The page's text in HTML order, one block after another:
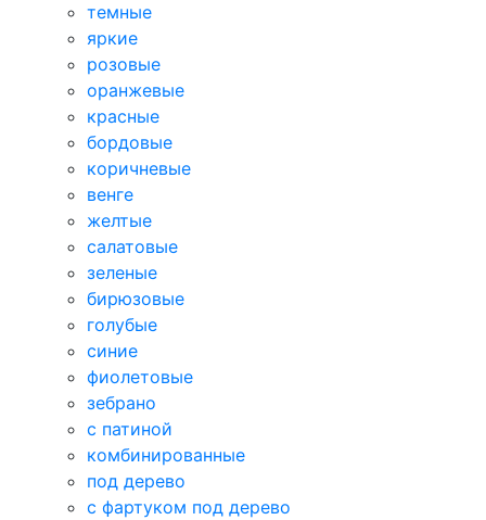
темные
яркие
розовые
оранжевые
красные
бордовые
коричневые
венге
желтые
салатовые
зеленые
бирюзовые
голубые
синие
фиолетовые
зебрано
с патиной
комбинированные
под дерево
с фартуком под дерево